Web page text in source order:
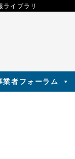
ライブラリ
業者フォーラム